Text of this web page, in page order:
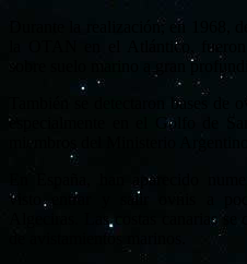
Durante la realización, en 1968,
la OTAN en el Atlántico, fueron
sobre suelo marino a gran
También se detectaron bases de
especialmente en el Golfo de
En España, han aparecido
visto entrar y salir ovnis a
Algeciras. Las costas canarias se
de avistamientos marinos.